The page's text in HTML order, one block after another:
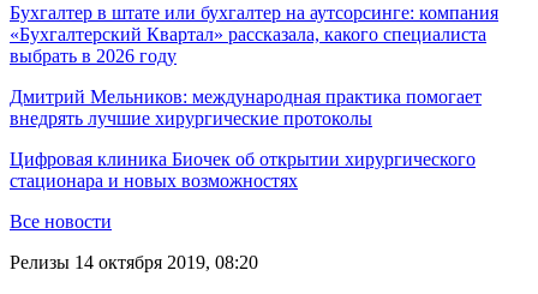
Бухгалтер в штате или бухгалтер на аутсорсинге: компания
«Бухгалтерский Квартал» рассказала, какого специалиста
выбрать в 2026 году
Дмитрий Мельников: международная практика помогает
внедрять лучшие хирургические протоколы
Цифровая клиника Биочек об открытии хирургического
стационара и новых возможностях
Все новости
Релизы 14 октября 2019, 08:20